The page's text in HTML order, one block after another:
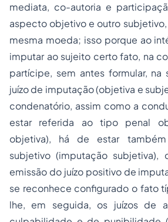
mediata, co-autoria e
aspecto objetivo e outro
mesma moeda; isso porque ao
imputar ao sujeito certo fato, na
partícipe, sem antes formular,
juízo de imputação(objetiva e
condenatório, assim como a
estar referida ao tipo penal
objetiva), há de estar
subjetivo (imputação subjetiva),
emissão do juízo positivo de
se reconhece configurado o fato
lhe, em seguida, os juízos de